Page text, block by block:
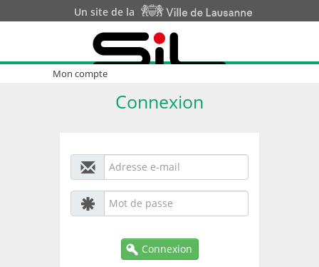
Un site de la
Mon compte
Connexion
Connexion